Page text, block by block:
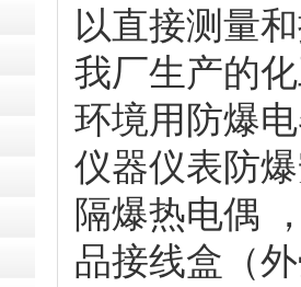
以直接测量
我厂生产的
环境用防爆
仪器仪表防
隔爆热电偶
品接线盒（